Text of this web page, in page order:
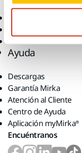
Pulido
Ayuda
Descargas
Garantía Mirka
Atención al Cliente
Centro de Ayuda
Aplicación myMirka®
Encuéntranos